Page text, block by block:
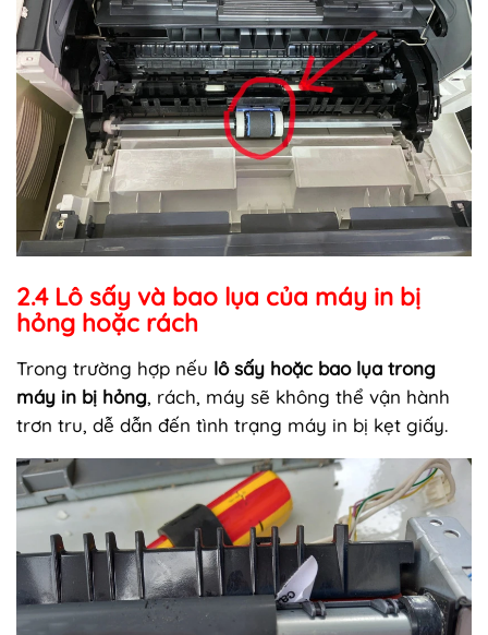
2.4 Lô sấy và bao lụa của máy in bị
hỏng hoặc rách
Trong trường hợp nếu lô sấy hoặc bao lụa trong
máy in bị hỏng, rách, máy sẽ không thể vận hành
trơn tru, dễ dẫn đến tình trạng máy in bị kẹt giấy.